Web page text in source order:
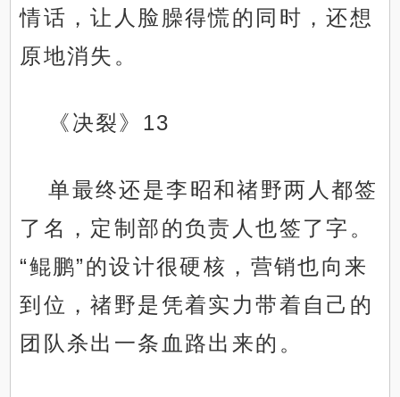
情话，让人脸臊得慌的同时，还想
原地消失。
《决裂》13
单最终还是李昭和禇野两人都签
了名，定制部的负责人也签了字。
“鲲鹏”的设计很硬核，营销也向来
到位，禇野是凭着实力带着自己的
团队杀出一条血路出来的。